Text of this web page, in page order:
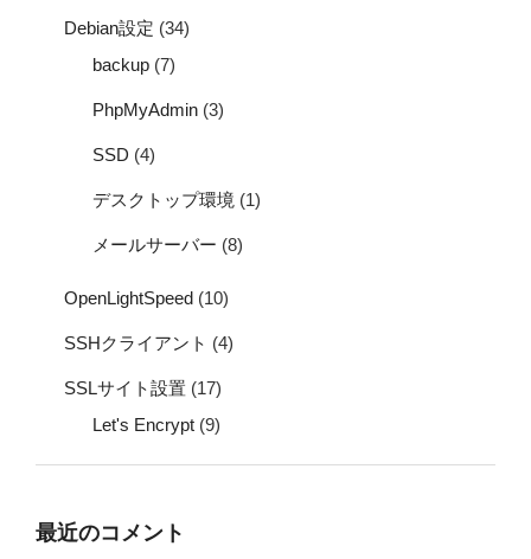
Debian設定 (34)
backup (7)
PhpMyAdmin (3)
SSD (4)
デスクトップ環境 (1)
メールサーバー (8)
OpenLightSpeed (10)
SSHクライアント (4)
SSLサイト設置 (17)
Let's Encrypt (9)
最近のコメント